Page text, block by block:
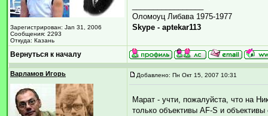
Зарегистрирован: Jan 31, 2006
Сообщения: 2293
Откуда: Казань
Оломоуц Либава 1975-1977
Skype - aptekar113
Вернуться к началу
Варламов Игорь Добавлено: Пн Окт 15, 2007 10:31
Марат - учти, пожалуйста, что на
только объективы AF-S и